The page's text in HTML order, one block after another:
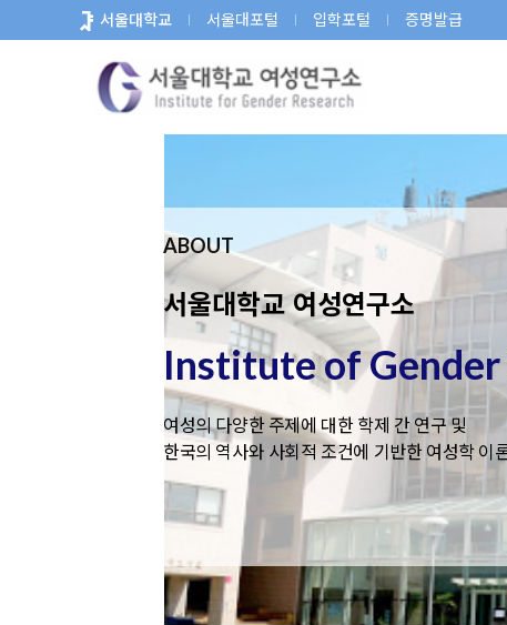
로
서울대학교 서울대포털 입학포털 증명발급
ABOUT
서울대학교 여성연구소
Institute of Gender
여성의 다양한 주제에 대한 학제 간 연구 및
한국의 역사와 사회적 조건에 기반한 여성학 이